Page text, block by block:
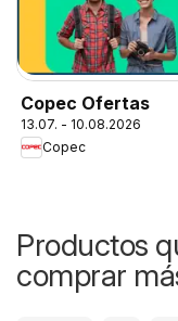
Copec Ofertas
13.07. - 10.08.2026
Copec
Productos
comprar